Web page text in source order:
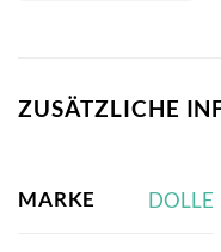
ZUSÄTZLICHE
MARKE DOLLE